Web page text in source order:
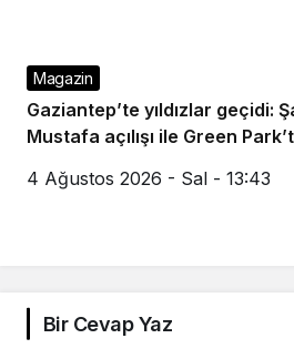
Magazin
Gaziantep’te yıldızlar geçidi:
Mustafa açılışı ile Green
4 Ağustos 2026 - Sal - 13:43
Bir Cevap Yaz